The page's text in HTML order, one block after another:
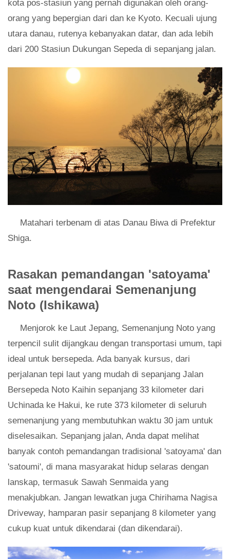
kota pos-stasiun yang pernah digunakan oleh orang-
orang yang bepergian dari dan ke Kyoto. Kecuali ujung
utara danau, rutenya kebanyakan datar, dan ada lebih
dari 200 Stasiun Dukungan Sepeda di sepanjang jalan.
Matahari terbenam di atas Danau Biwa di Prefektur
Shiga.
Rasakan pemandangan 'satoyama'
saat mengendarai Semenanjung
Noto (Ishikawa)
Menjorok ke Laut Jepang, Semenanjung Noto yang
terpencil sulit dijangkau dengan transportasi umum, tapi
ideal untuk bersepeda. Ada banyak kursus, dari
perjalanan tepi laut yang mudah di sepanjang Jalan
Bersepeda Noto Kaihin sepanjang 33 kilometer dari
Uchinada ke Hakui, ke rute 373 kilometer di seluruh
semenanjung yang membutuhkan waktu 30 jam untuk
diselesaikan. Sepanjang jalan, Anda dapat melihat
banyak contoh pemandangan tradisional 'satoyama' dan
'satoumi', di mana masyarakat hidup selaras dengan
lanskap, termasuk Sawah Senmaida yang
menakjubkan. Jangan lewatkan juga Chirihama Nagisa
Driveway, hamparan pasir sepanjang 8 kilometer yang
cukup kuat untuk dikendarai (dan dikendarai).